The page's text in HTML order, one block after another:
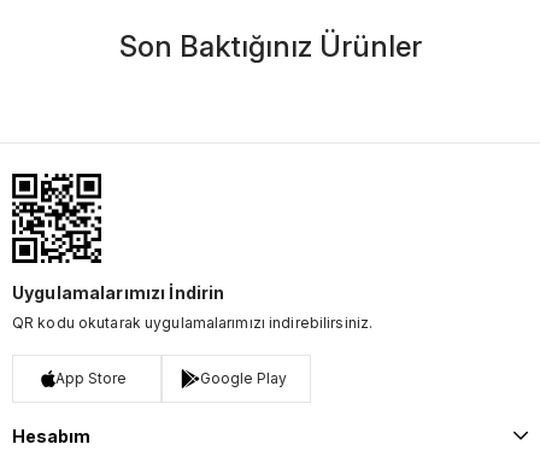
Son Baktığınız Ürünler
Uygulamalarımızı İndirin
QR kodu okutarak uygulamalarımızı indirebilirsiniz.
App Store Google Play
Hesabım